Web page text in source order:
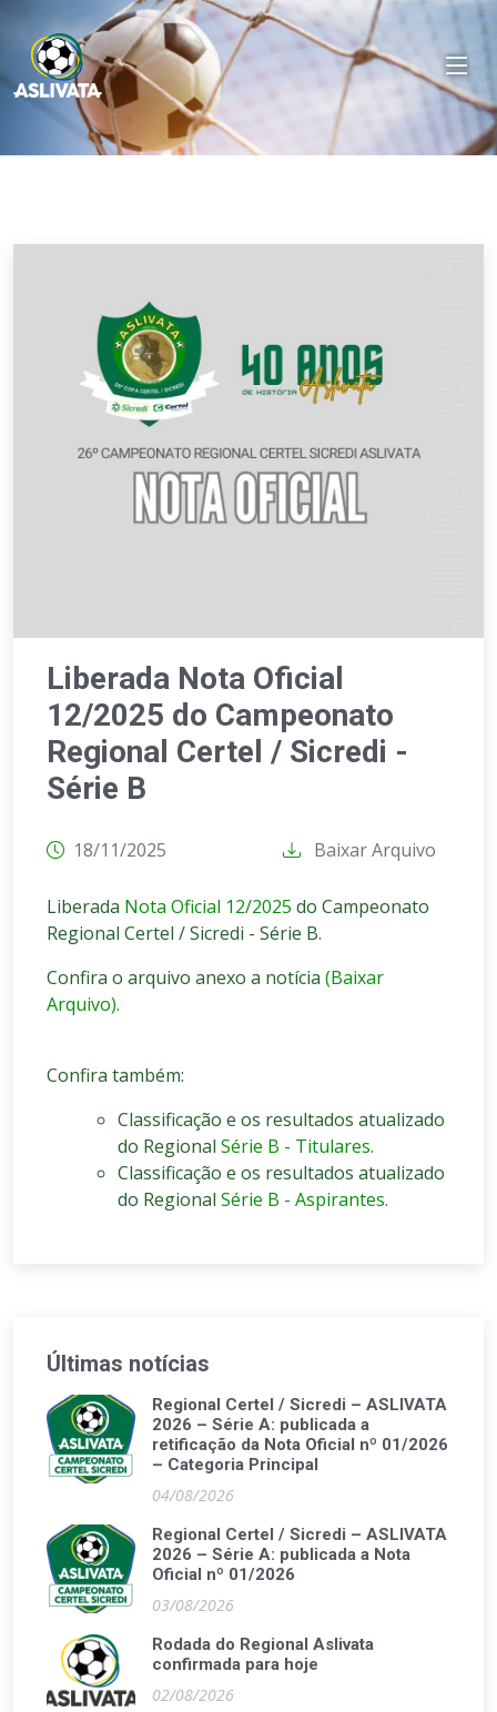
Liberada Nota Oficial
12/2025 do Campeonato
Regional Certel / Sicredi -
Série B
18/11/2025 Baixar Arquivo
Liberada Nota Oficial 12/2025 do Campeonato
Regional Certel / Sicredi - Série B.
Confira o arquivo anexo a notícia (Baixar
Arquivo).
Confira também:
Classificação e os resultados atualizado
do Regional Série B - Titulares.
Classificação e os resultados atualizado
do Regional Série B - Aspirantes.
Últimas notícias
Regional Certel / Sicredi – ASLIVATA
2026 – Série A: publicada a
retificação da Nota Oficial nº 01/2026
– Categoria Principal
04/08/2026
Regional Certel / Sicredi – ASLIVATA
2026 – Série A: publicada a Nota
Oficial nº 01/2026
03/08/2026
Rodada do Regional Aslivata
confirmada para hoje
02/08/2026